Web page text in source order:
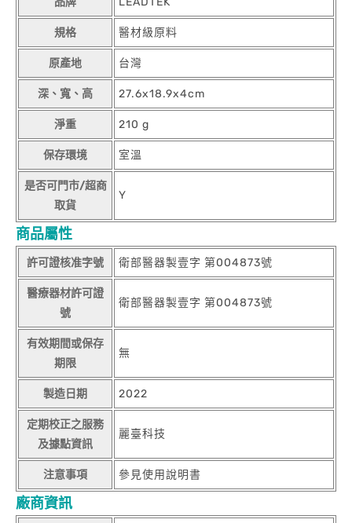
規格 醫材級原料
原產地 台灣
深、寬、高 27.6x18.9x4cm
淨重 210 g
保存環境 室溫
是否可門市/超商
取貨
Y
商品屬性
許可證核准字號 衛部醫器製壹字 第004873號
醫療器材許可證
號
衛部醫器製壹字 第004873號
有效期間或保存
期限
無
製造日期 2022
定期校正之服務
及據點資訊
麗臺科技
注意事項 參見使用說明書
廠商資訊